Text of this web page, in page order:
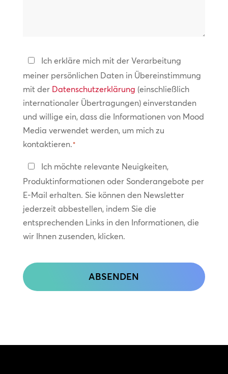
Datenschutzerklärung
*
Ich erkläre mich mit der Verarbeitung
meiner persönlichen Daten in Übereinstimmung
mit der Datenschutzerklärung (einschließlich
internationaler Übertragungen) einverstanden
und willige ein, dass die Informationen von Mood
Media verwendet werden, um mich zu
kontaktieren.*
In
Kontakt
bleiben
Ich möchte relevante Neuigkeiten,
Produktinformationen oder Sonderangebote per
E-Mail erhalten. Sie können den Newsletter
jederzeit abbestellen, indem Sie die
entsprechenden Links in den Informationen, die
wir Ihnen zusenden, klicken.